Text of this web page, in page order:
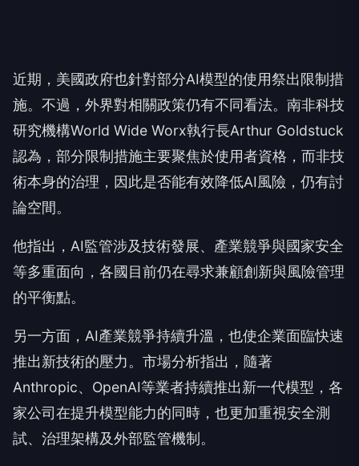
近期，美國政府也針對部分AI模型的使用祭出限制措
施。不過，外界對相關政策仍有不同看法。南非科技
研究機構World Wide Worx執行長Arthur Goldstuck
認為，部分限制措施主要聚焦於使用者資格，而非技
術本身的治理，因此是否能有效降低AI風險，仍有討
論空間。
他指出，AI監管涉及技術發展、產業競爭與國家安全
等多重面向，各國目前仍在尋求兼顧創新與風險管理
的平衡點。
另一方面，AI產業競爭持續升溫，也使企業面臨快速
推出新技術的壓力。市場分析指出，隨著
Anthropic、OpenAI等業者持續推出新一代模型，各
家公司在提升模型能力的同時，也更加重視安全測
試、治理架構及外部監管機制。